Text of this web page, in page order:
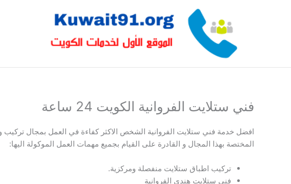
فني ستلايت الفروانية الكويت 24 ساعة
افضل خدمة فني ستلايت الفروانية الشخص الاكثر كفاءة في العمل بمجال
المختصة بهذا المجال و القادرة على القيام بجميع مهمات العمل الموكولة اليها:
تركيب اطباق ستلايت منفصلة ومركزية.
فني ستلايت هندي الفروانية